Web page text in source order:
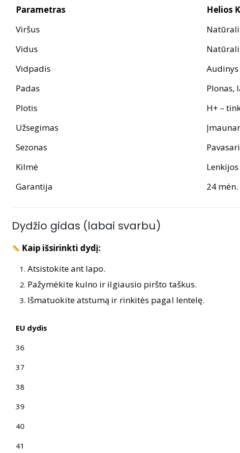
Parametras
Helios
Viršus
Vidus
Vidpadis
Padas
Plonas,
Plotis
H+ –
Užsegimas
Sezonas
Kilmė
Garantija
24 mėn.
Dydžio gidas (labai svarbu)
Kaip išsirinkti dydį:
Atsistokite ant lapo.
Pažymėkite kulno ir ilgiausio piršto taškus.
Išmatuokite atstumą ir rinkitės pagal lentelę.
EU dydis
36
37
38
39
40
41